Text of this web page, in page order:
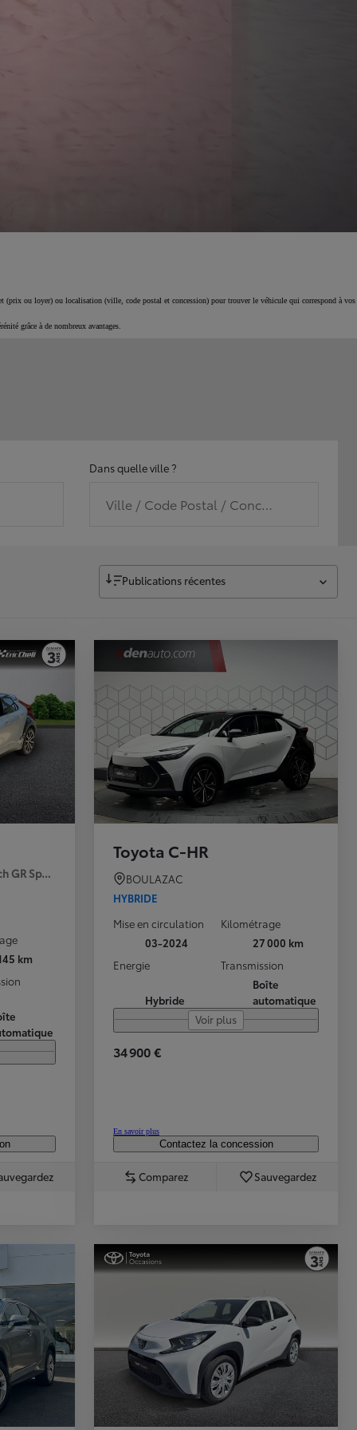
(prix ou loyer) ou localisation (ville, code postal et concession) pour trouver le véhicule qui correspond à vos
grâce à de nombreux avantages.
Dans quelle ville ?
Ville / Code Postal / Concession
Publications récentes
GR Sport Premiere MY25
km
Toyota C-HR
BOULAZAC
HYBRIDE
Mise en circulation
03-2024
Kilométrage
27 000 km
Energie
Hybride
Transmission
Boîte
automatique
Voir plus
34 900 €
En savoir plus
Contactez la concession
Comparez Sauvegardez